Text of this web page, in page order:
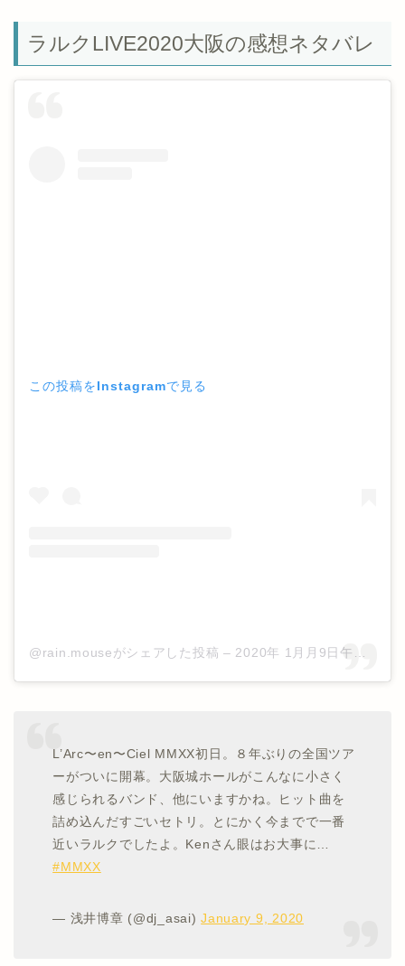
ラルクLIVE2020大阪の感想ネタバレ
この投稿をInstagramで見る
@rain.mouseがシェアした投稿 – 2020年 1月月9日午前4時42分PST
L’Arc〜en〜Ciel MMXX初日。８年ぶりの全国ツア
ーがついに開幕。大阪城ホールがこんなに小さく
感じられるバンド、他にいますかね。ヒット曲を
詰め込んだすごいセトリ。とにかく今までで一番
近いラルクでしたよ。Kenさん眼はお大事に…
#MMXX
— 浅井博章 (@dj_asai)January 9, 2020